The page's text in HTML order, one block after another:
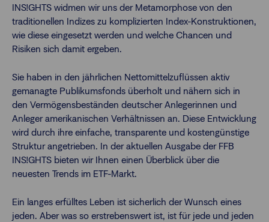
INS!GHTS widmen wir uns der Metamorphose von den
traditionellen Indizes zu komplizierten Index-Konstruktionen,
wie diese eingesetzt werden und welche Chancen und
Risiken sich damit ergeben.
Sie haben in den jährlichen Nettomittelzuflüssen aktiv
gemanagte Publikumsfonds überholt und nähern sich in
den Vermögensbeständen deutscher Anlegerinnen und
Anleger amerikanischen Verhältnissen an. Diese Entwicklung
wird durch ihre einfache, transparente und kostengünstige
Struktur angetrieben. In der aktuellen Ausgabe der FFB
INS!GHTS bieten wir Ihnen einen Überblick über die
neuesten Trends im ETF-Markt.
Ein langes erfülltes Leben ist sicherlich der Wunsch eines
jeden. Aber was so erstrebenswert ist, ist für jede und jeden